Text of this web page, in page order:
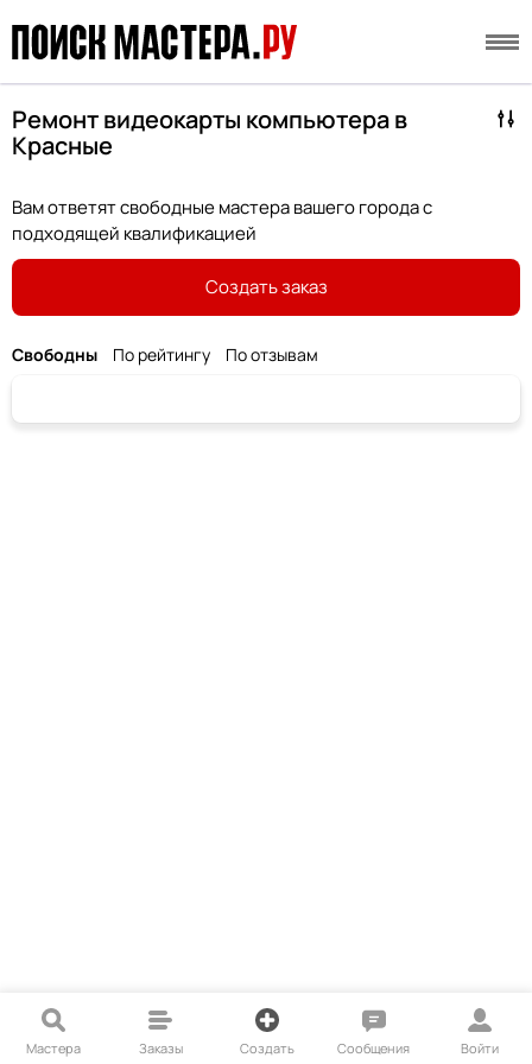
Ремонт видеокарты компьютера в
Красные
Вам ответят свободные мастера вашего города с
подходящей квалификацией
Создать заказ
Свободны По рейтингу По отзывам
Мастера Заказы Создать Сообщения Войти